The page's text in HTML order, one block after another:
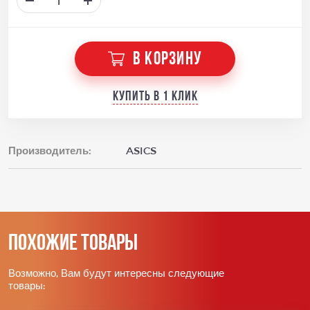
В КОРЗИНУ
Купить в 1 клик
Производитель: ASICS
Похожие товары
Возможно, Вам будут интересны следующие
товары: